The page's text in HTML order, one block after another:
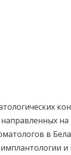
на
в